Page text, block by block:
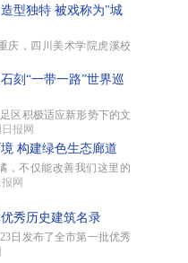
型独特 被戏称为"城
庆，四川美术学院虎溪校
刻“一带一路”世界巡
区积极适应新形势下的文
报网
构建绿色生态廊道
，不仅能改善我们这里的
网
秀历史建筑名录
日发布了全市第一批优秀